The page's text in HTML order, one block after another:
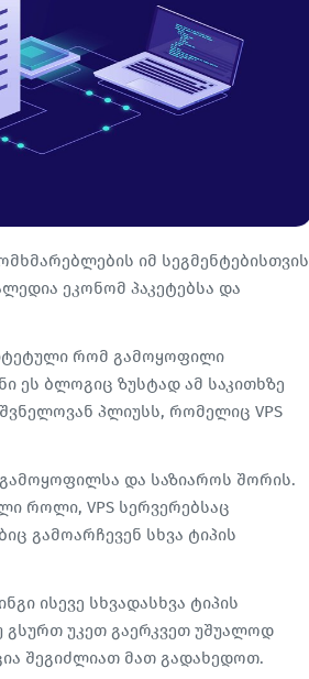
იმ სეგმენტებისთვის
ეკონომ პაკეტებსა და
რომ გამოყოფილი
ეს ბლოგიც ზუსტად ამ საკითხზე
პლიუსს, რომელიც VPS
და საზიაროს შორის.
როლი, VPS სერვერებსაც
გამოარჩევენ სხვა ტიპის
ისევე სხვადასხვა ტიპის
უკეთ გაერკვეთ უშუალოდ
შეგიძლიათ მათ გადახედოთ.